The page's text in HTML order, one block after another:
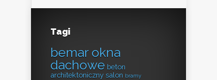
Tagi
bemar okna
dachowe beton
architektoniczny salon bramy